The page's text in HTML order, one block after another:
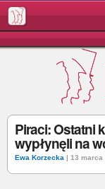
Piraci: Ostatni
wypłynęli na
Ewa Korzecka | 13 marca